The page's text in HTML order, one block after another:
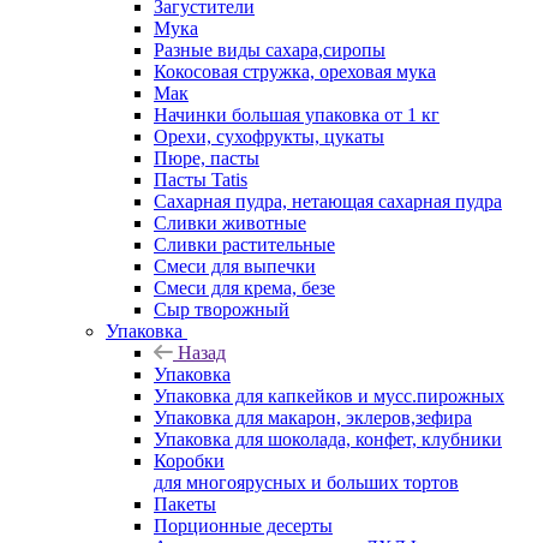
Загустители
Мука
Разные виды сахара,сиропы
Кокосовая стружка, ореховая мука
Мак
Начинки большая упаковка от 1 кг
Орехи, сухофрукты, цукаты
Пюре, пасты
Пасты Tatis
Сахарная пудра, нетающая сахарная пудра
Сливки животные
Сливки растительные
Смеси для выпечки
Смеси для крема, безе
Сыр творожный
Упаковка
Назад
Упаковка
Упаковка для капкейков и мусс.пирожных
Упаковка для макарон, эклеров,зефира
Упаковка для шоколада, конфет, клубники
Коробки
для многоярусных и больших тортов
Пакеты
Порционные десерты